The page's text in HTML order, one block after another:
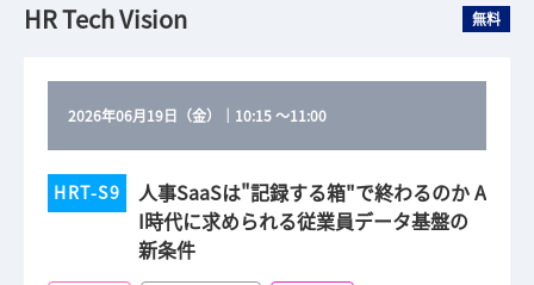
HR Tech Vision 無料
2026年06月19日（金） ｜ 10:15～11:00
HRT-S9
人事SaaSは"記録する箱"で終わるのか A
I時代に求められる従業員データ基盤の
新条件